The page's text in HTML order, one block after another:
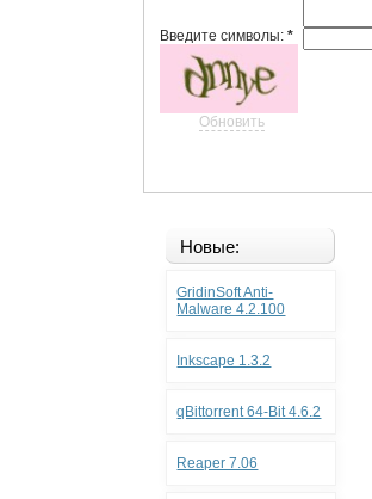
Введите символы:*
Обновить
Новые:
GridinSoft Anti-
Malware 4.2.100
Inkscape 1.3.2
qBittorrent 64-Bit 4.6.2
Reaper 7.06